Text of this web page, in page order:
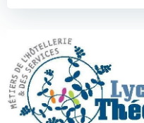
l’article